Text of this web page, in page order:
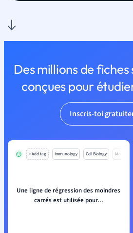
Des millions de
conçues pour
Inscris-toi
+ Add tag Immunology Cell Biology Mo
Une ligne de régression des moindres
carrés est utilisée pour...